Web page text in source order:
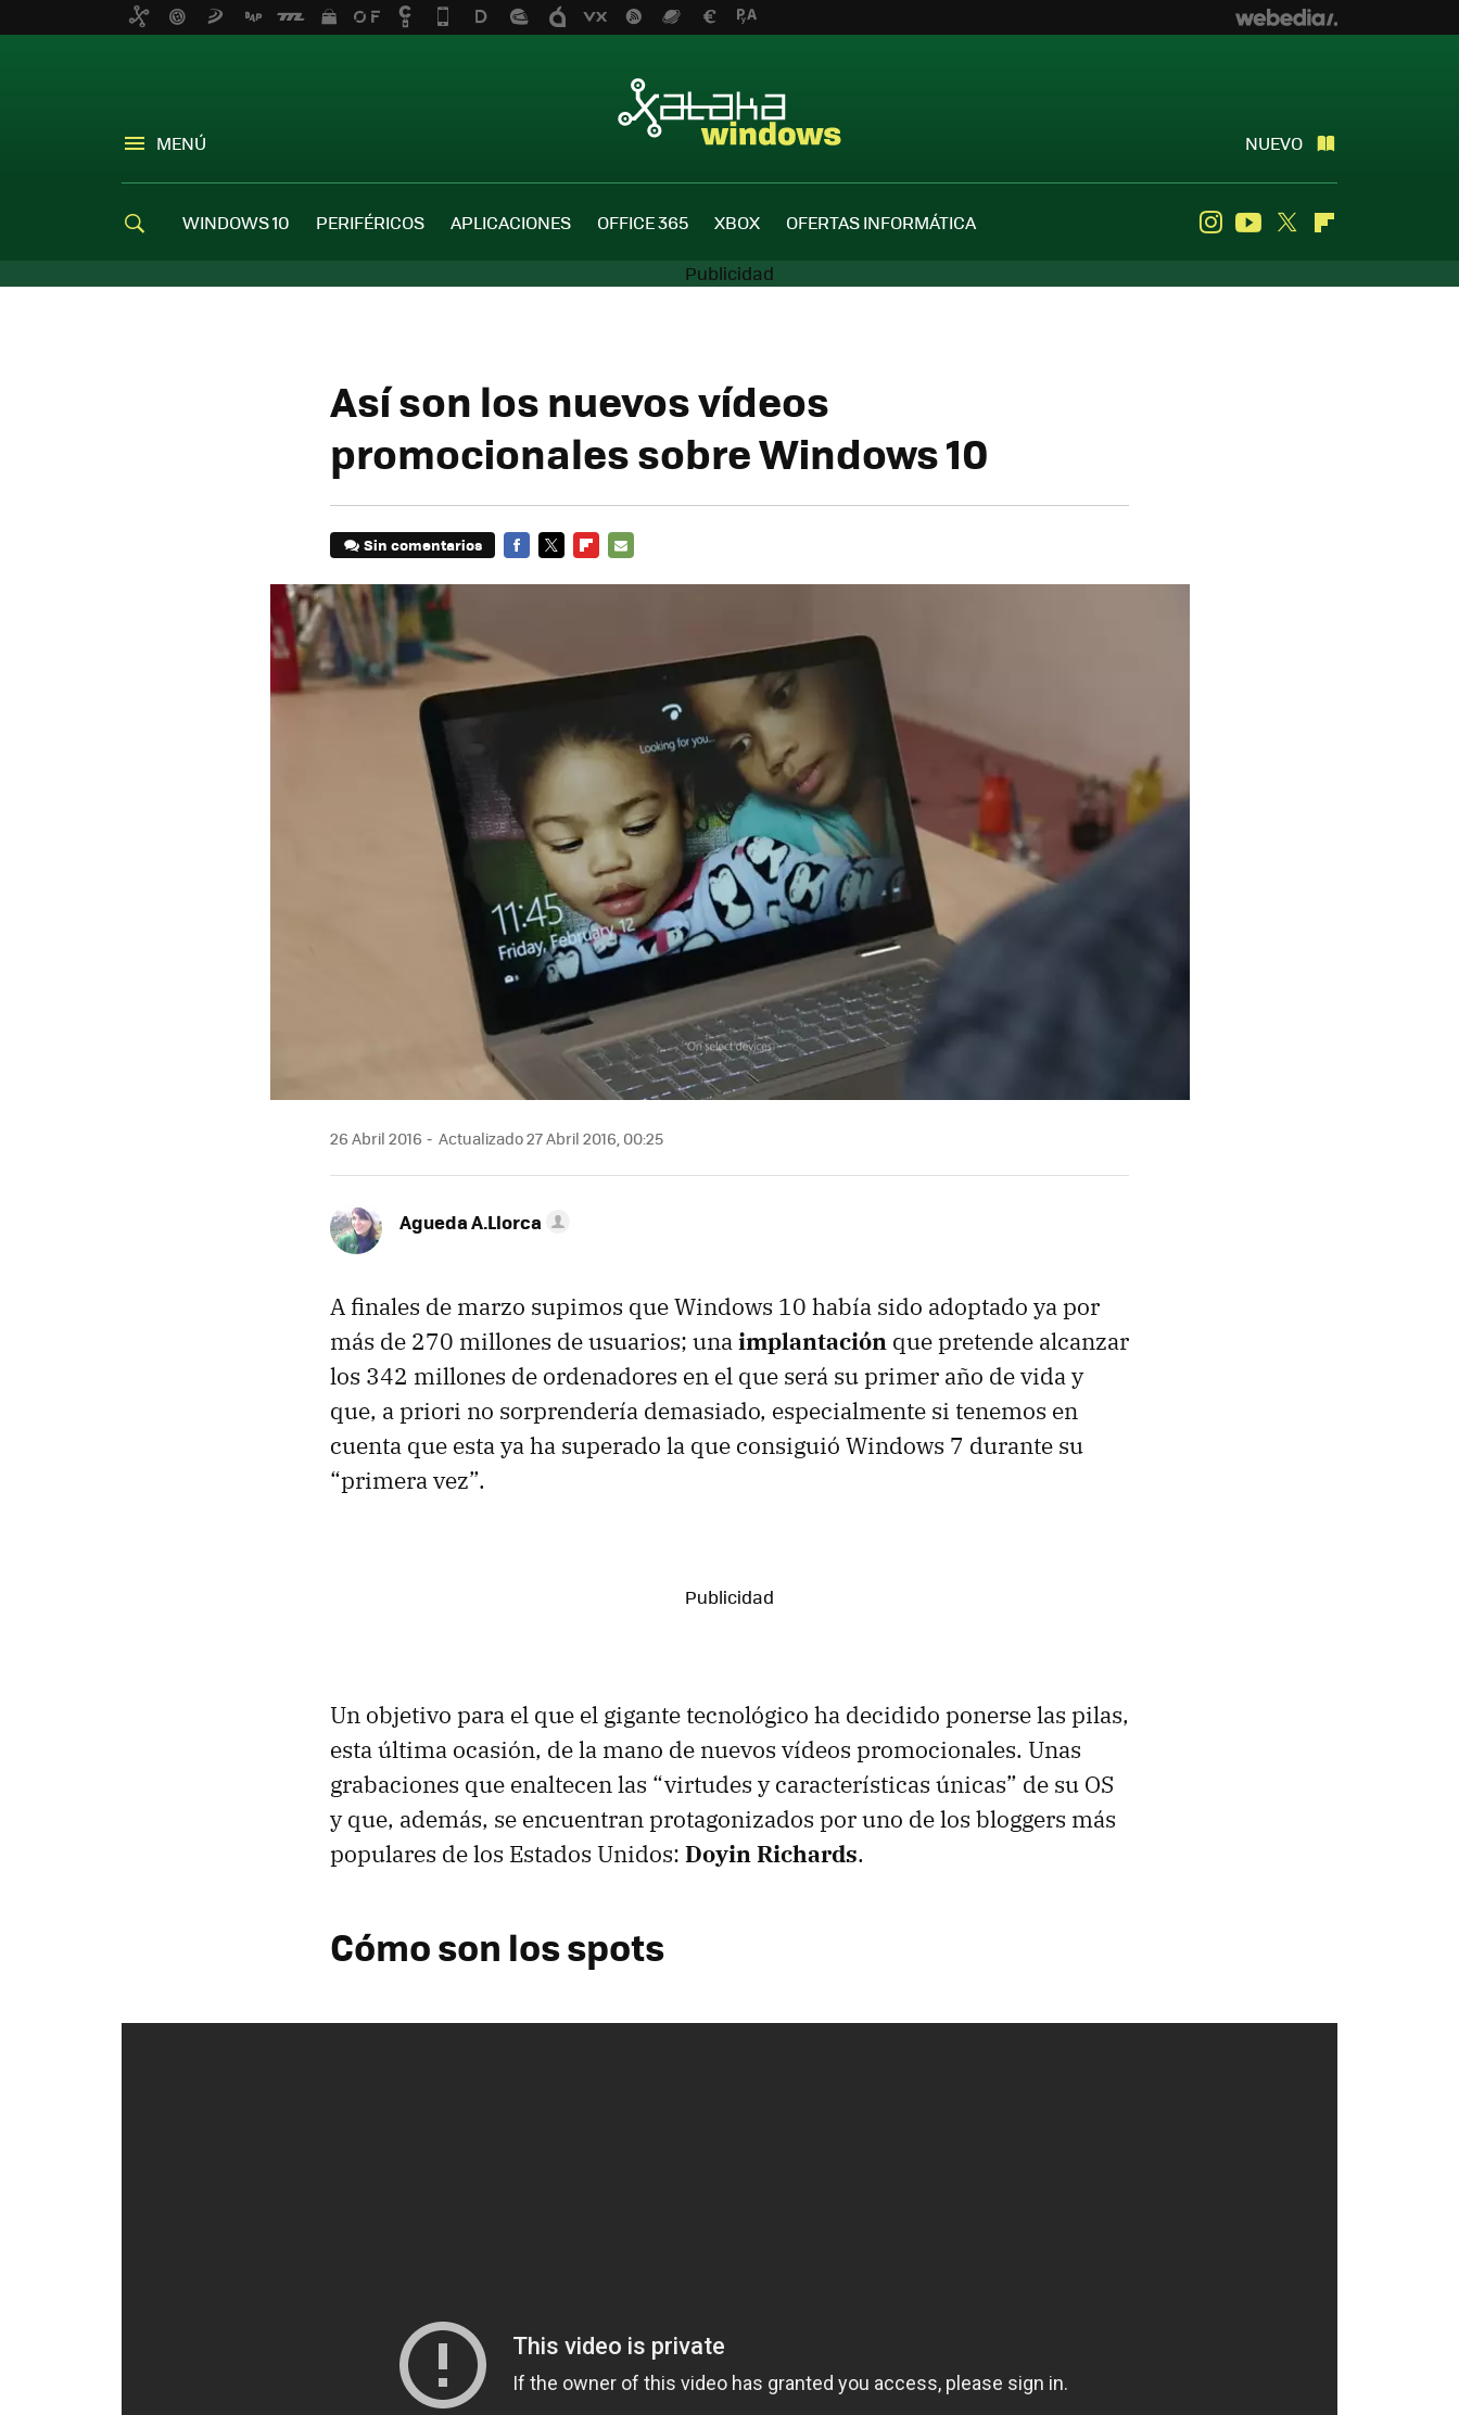
MENÚ NUEVO
WINDOWS 10 PERIFÉRICOS APLICACIONES OFFICE 365 XBOX OFERTAS INFORMÁTICA InstagramYoutube
Twitter
Así son los nuevos vídeos
promocionales sobre Windows 10
Sin comentarios
26 Abril 2016 Actualizado 27 Abril 2016, 00:25
Agueda A.Llorca
A finales de marzo supimos que Windows 10 había sido adoptado ya por
más de 270 millones de usuarios; unaimplantación que pretende alcanzar
los 342 millones de ordenadores en el que será su primer año de vida y
que, a priori no sorprendería demasiado, especialmente si tenemos en
cuenta que esta ya ha superado la que consiguió Windows 7 durante su
“primera vez”.
Un objetivo para el que el gigante tecnológico ha decidido ponerse las pilas,
esta última ocasión, de la mano de nuevos vídeos promocionales. Unas
grabaciones que enaltecen las “virtudes y características únicas” de su OS
y que, además, se encuentran protagonizados por uno de los bloggers más
populares de los Estados Unidos: Doyin Richards.
Cómo son los spots